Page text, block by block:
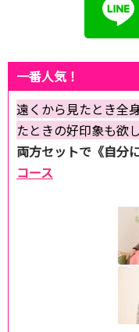
一番人気！
遠くから見たとき全
たときの好印象も欲
両方セットで《自分
コース